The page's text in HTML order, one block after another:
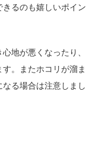
るのも嬉しいポイン
地が悪くなったり、
。またホコリが溜ま
る場合は注意しまし